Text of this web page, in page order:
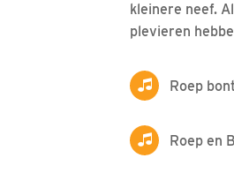
kleinere neef.
plevieren
Roep
Roep en